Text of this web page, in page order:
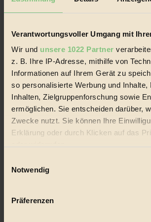
Verantwortungsvoller Umgang mit
Wir und unsere 1022 Partner
z. B. Ihre IP-Adresse, mithilfe von
Informationen auf Ihrem Gerät zu
so personalisierte Werbung und
Inhalten, Zielgruppenforschung sowie
ermöglichen. Sie entscheiden darüber,
Zwecke nutzt. Sie können Ihre
Erklärung oder durch Klicken auf das
Wenn Sie es erlauben, würden wir auch
Ihr Gerät durch aktives
Notwendig
Präferenzen
Biorama steht für einen nachhaltigen
Lebenswandel. Es ist eine moderne Plattform
Handels mit Bioprodukten, des Fair-Trade
alternativer Energien.
Social Media
22.601 Fans auf Facebook
3.415 Follower auf Twitter
Folge uns auf Instagram
Themen
Bio
Vegan